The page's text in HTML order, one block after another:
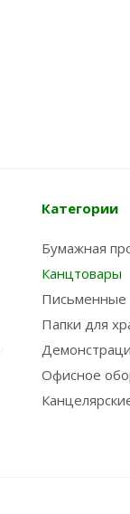
Категории
Бумажная
Канцтовары
Письменные
Папки для
Офисное